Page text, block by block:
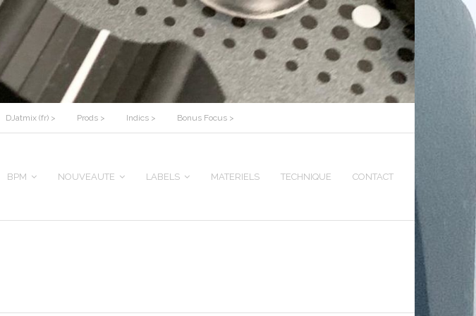
DJatmix (fr) > Prods > Indics > Bonus Focus >
BPM NOUVEAUTE LABELS MATERIELS TECHNIQUE CONTACT